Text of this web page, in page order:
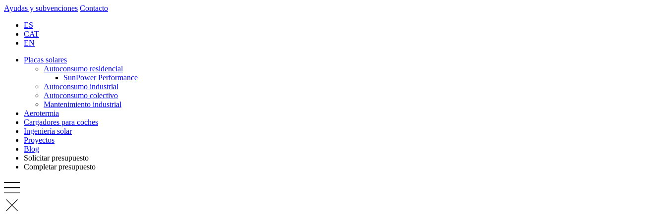
Ayudas y subvenciones Contacto
ES
CAT
EN
Placas solares
Autoconsumo residencial
SunPower Performance
Autoconsumo industrial
Autoconsumo colectivo
Mantenimiento industrial
Aerotermia
Cargadores para coches
Ingeniería solar
Proyectos
Blog
Solicitar presupuesto
Completar presupuesto